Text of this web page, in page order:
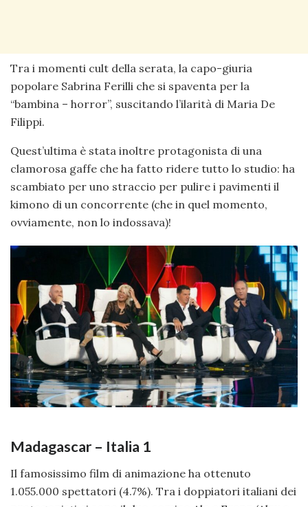
Tra i momenti cult della serata, la capo-giuria
popolare Sabrina Ferilli che si spaventa per la
“bambina – horror”, suscitando l’ilarità di Maria De
Filippi.
Quest’ultima è stata inoltre protagonista di una
clamorosa gaffe che ha fatto ridere tutto lo studio: ha
scambiato per uno straccio per pulire i pavimenti il
kimono di un concorrente (che in quel momento,
ovviamente, non lo indossava)!
Madagascar – Italia 1
Il famosissimo film di animazione ha ottenuto
1.055.000 spettatori (4.7%). Tra i doppiatori italiani dei